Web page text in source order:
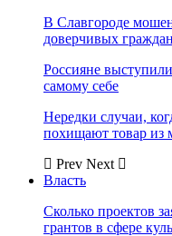
В Славгороде
доверчивых граждан
Россияне
самому себе
Нередки случаи,
похищают товар из
Prev Next
Власть
Сколько проектов
грантов в сфере